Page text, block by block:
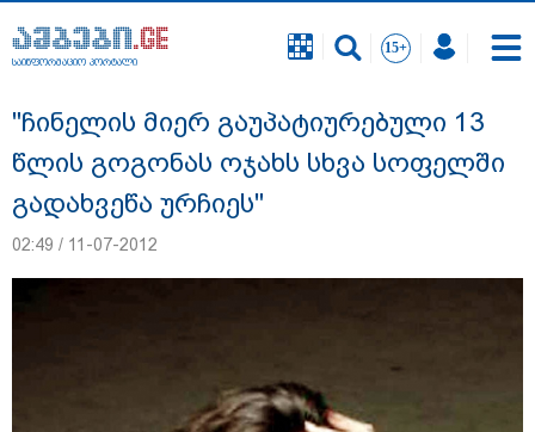
საინფორმაციო პორტალი
18 წელი აგვისტოს ომიდან - ტრაგიკული
საინფორმაციო პორტალი
"ჩინელის მიერ გაუპატიურებული 13
წლის გოგონას ოჯახს სხვა სოფელში
გადახვეწა ურჩიეს"
02:49 / 11-07-2012